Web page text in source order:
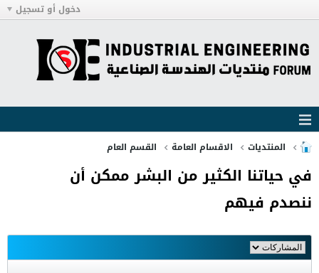
دخول أو تسجيل
المنتديات الاقسام العامة القسم العام
في حياتنا الكثير من البشر ممكن أن
ننصدم فيهم